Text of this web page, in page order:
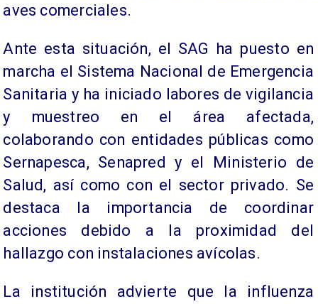
aves comerciales.
Ante esta situación, el SAG ha puesto en
marcha el Sistema Nacional de Emergencia
Sanitaria y ha iniciado labores de vigilancia
y muestreo en el área afectada,
colaborando con entidades públicas como
Sernapesca, Senapred y el Ministerio de
Salud, así como con el sector privado. Se
destaca la importancia de coordinar
acciones debido a la proximidad del
hallazgo con instalaciones avícolas.
La institución advierte que la influenza